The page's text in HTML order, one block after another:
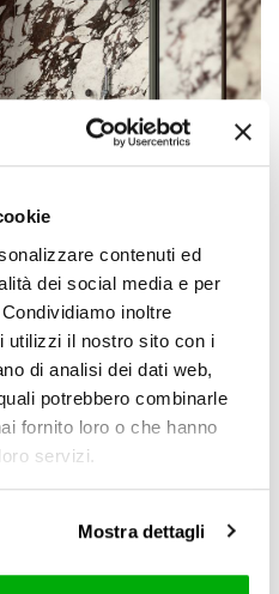
contenuti ed
dei social media e per
inoltre
utilizzi il nostro sito con i
di analisi dei dati web,
potrebbero combinarle
fornito loro o che hanno
servizi.
Mostra dettagli